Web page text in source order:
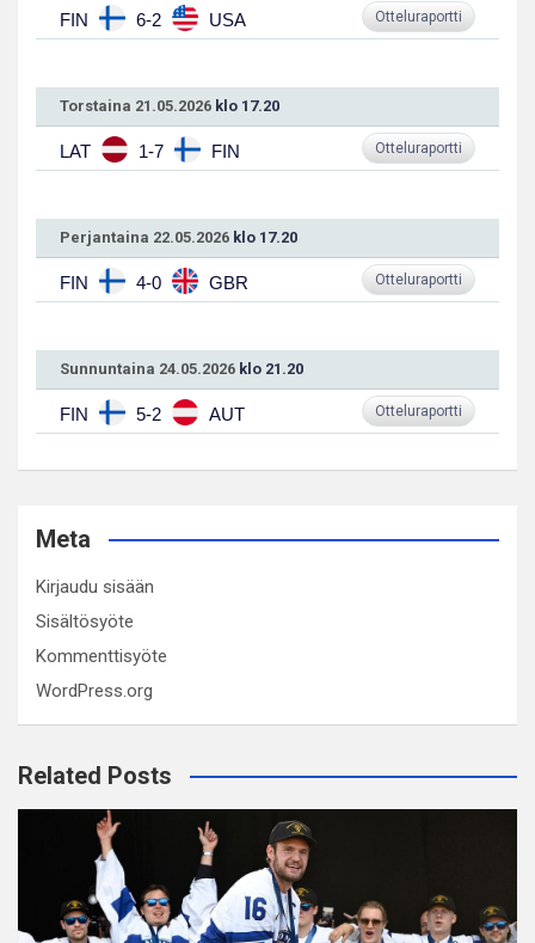
FIN 6-2 USA Otteluraportti
Torstaina 21.05.2026 klo 17.20
LAT 1-7 FIN Otteluraportti
Perjantaina 22.05.2026 klo 17.20
FIN 4-0 GBR Otteluraportti
Sunnuntaina 24.05.2026 klo 21.20
FIN 5-2 AUT Otteluraportti
Meta
Kirjaudu sisään
Sisältösyöte
Kommenttisyöte
WordPress.org
Related Posts